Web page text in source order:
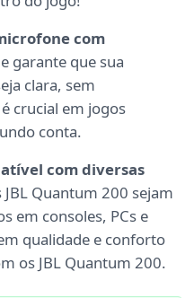
com
garante que sua
clara, sem
crucial em jogos
conta.
com diversas
Quantum 200 sejam
em consoles, PCs e
qualidade e conforto
os JBL Quantum 200.